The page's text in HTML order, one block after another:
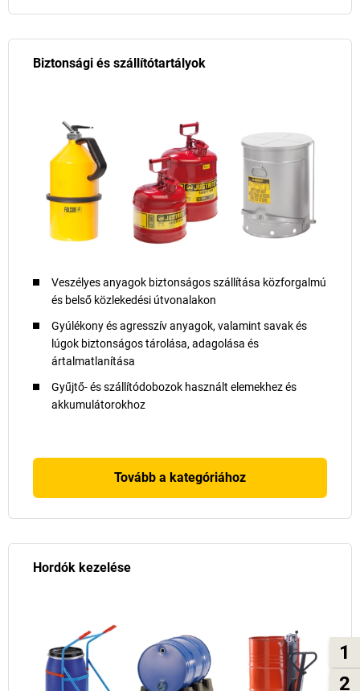
1
2
Biztonsági és szállítótartályok
Veszélyes anyagok biztonságos szállítása közforgalmú
és belső közlekedési útvonalakon
Gyúlékony és agresszív anyagok, valamint savak és
lúgok biztonságos tárolása, adagolása és
ártalmatlanítása
Gyűjtő- és szállítódobozok használt elemekhez és
akkumulátorokhoz
Tovább a kategóriához
Hordók kezelése